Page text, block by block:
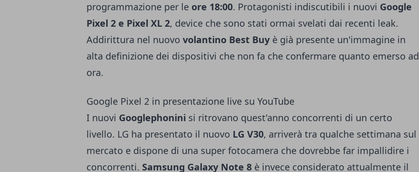
programmazione per le ore 18:00. Protagonisti indiscutibili i nuovi Google
Pixel 2 e Pixel XL 2, device che sono stati ormai svelati dai recenti leak.
Addirittura nel nuovo volantino Best Buy è già presente un'immagine in
alta definizione dei dispositivi che non fa che confermare quanto emerso ad
ora.
Google Pixel 2 in presentazione live su YouTube
I nuovi Googlephonini si ritrovano quest'anno concorrenti di un certo
livello. LG ha presentato il nuovo LG V30, arriverà tra qualche settimana sul
mercato e dispone di una super fotocamera che dovrebbe far impallidire i
concorrenti. Samsung Galaxy Note 8 è invece considerato attualmente il